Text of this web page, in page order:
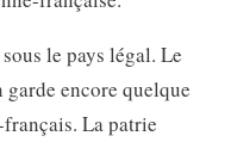
le pays légal. Le
encore quelque
La patrie